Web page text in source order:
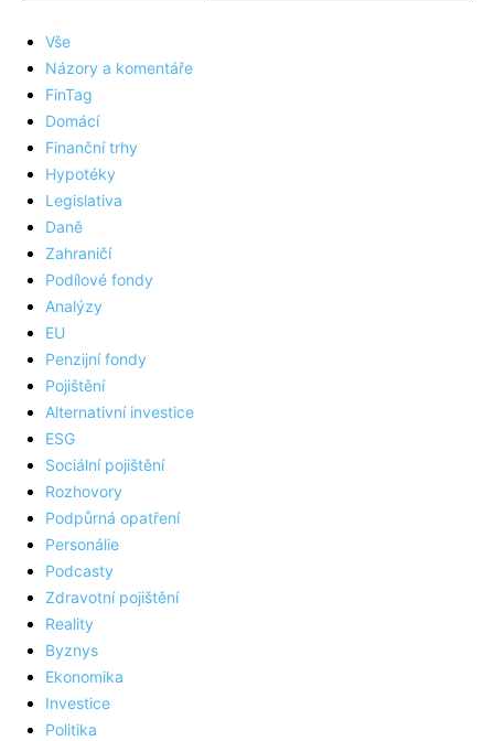
Vše
Názory a komentáře
FinTag
Domácí
Finanční trhy
Hypotéky
Legislativa
Daně
Zahraničí
Podílové fondy
Analýzy
EU
Penzijní fondy
Pojištění
Alternativní investice
ESG
Sociální pojištění
Rozhovory
Podpůrná opatření
Personálie
Podcasty
Zdravotní pojištění
Reality
Byznys
Ekonomika
Investice
Politika